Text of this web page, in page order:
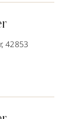
42853